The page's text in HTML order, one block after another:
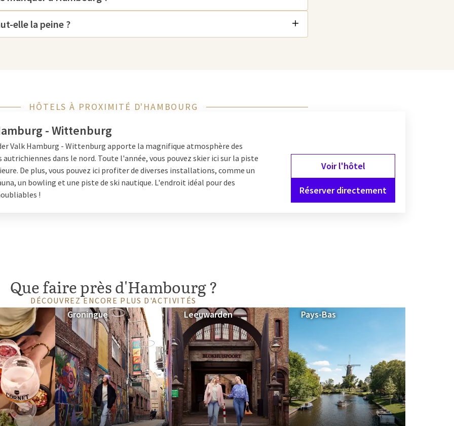
à découvrir dans les
mondial de l'UNESCO.
d'art, la Hamburger
l'une des plus grandes et des
allant des peintures
et internationaux.
également d'excellentes
cœur de la ville, est un centre
. Vous y trouverez un large
locaux. Hambourg n'a pas
d'entre eux sont situés au
pour vous détendre ou pour
à vos besoins.
un séjour confortable avec
elle la peine ?
HÔTELS À PROXIMITÉ D'HAMBOURG
- Wittenburg
Valk Hamburg - Wittenburg apporte la magnifique atmosphère des
dans le nord. Toute l'année, vous pouvez skier ici sur la piste
De plus, vous pouvez ici profiter de diverses installations, comme un
un bowling et une piste de ski nautique. L'endroit idéal pour des
!
Voir l'hôtel
Réserver directement
Que faire près d'Hambourg ?
DÉCOUVREZ ENCORE PLUS D'ACTIVITÉS
Groningue Leeuwarden Pays-Bas